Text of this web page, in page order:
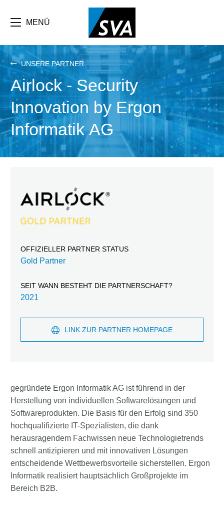
Inhalt
MENÜ
UNSERE PARTNER
Airlock - Security
Innovation by Ergon
Informatik AG
gegründete Ergon Informatik AG ist führend in der
Herstellung von individuellen Softwarelösungen und
Softwareprodukten. Die Basis für den Erfolg sind 350
hochqualifizierte IT-Spezialisten, die dank
herausragendem Fachwissen neue Technologietrends
schnell antizipieren und mit innovativen Lösungen
entscheidende Wettbewerbsvorteile sicherstellen. Ergon
Informatik realisiert hauptsächlich Großprojekte im
Bereich B2B.
OFFIZIELLER PARTNER STATUS
Gold Partner
SEIT WANN BESTEHT DIE PARTNERSCHAFT?
2021
LINK ZUR PARTNER HOMEPAGE